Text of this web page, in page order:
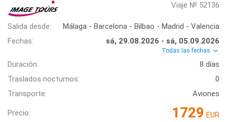
Viaje № 52136
Salida desde:
Málaga - Barcelona - Bilbao - Madrid - Valencia
Fechas:
sá, 29.08.2026 - sá, 05.09.2026
Todas las fechas
Duración:
8 días
Traslados nocturnos:
0
Transporte:
Aviones
Precio: 1729 EUR